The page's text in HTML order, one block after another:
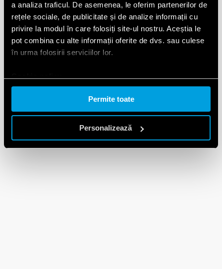
a analiza traficul. De asemenea, le oferim partenerilor de
rețele sociale, de publicitate și de analize informații cu
privire la modul în care folosiți site-ul nostru. Aceștia le
pot combina cu alte informații oferite de dvs. sau culese
în urma folosirii serviciilor lor.
Permite toate
Personalizează